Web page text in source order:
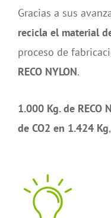
Gracias a sus
recicla el material
proceso de
RECO NYLON.
1.000 Kg. de RECO
de CO2 en 1.424 Kg